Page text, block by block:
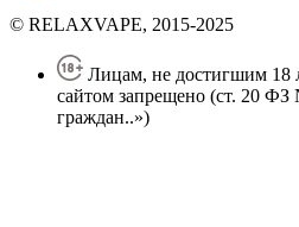
© RELAXVAPE, 2015-2025
Лицам, не достигшим 18
сайтом запрещено (ст. 20
граждан..»)